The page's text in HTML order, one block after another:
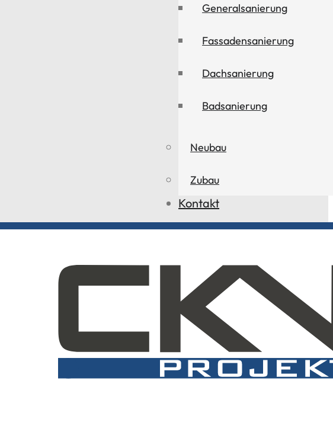
Generalsanierung
Fassadensanierung
Dachsanierung
Badsanierung
Neubau
Zubau
Kontakt